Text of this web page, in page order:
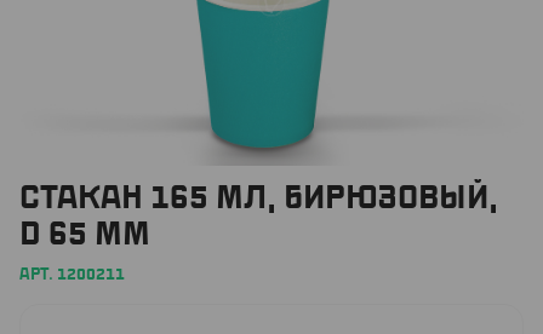
СТАКАН 165 МЛ, БИРЮЗОВЫЙ,
D 65 ММ
АРТ. 1200211